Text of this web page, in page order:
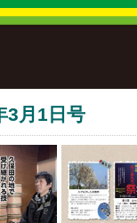
月1日号